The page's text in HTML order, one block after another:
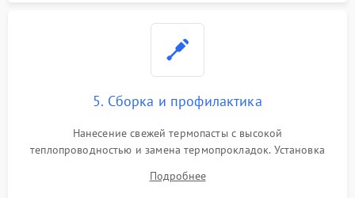
5. Сборка и профилактика
Нанесение свежей термопасты с высокой
теплопроводностью и замена термопрокладок. Установка
шлейфов, модулей памяти и накопителей. Предварительная
Подробнее